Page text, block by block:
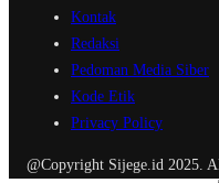
Kontak
Redaksi
Pedoman Media Siber
Kode Etik
Privacy Policy
@Copyright Sijege.id 2025.